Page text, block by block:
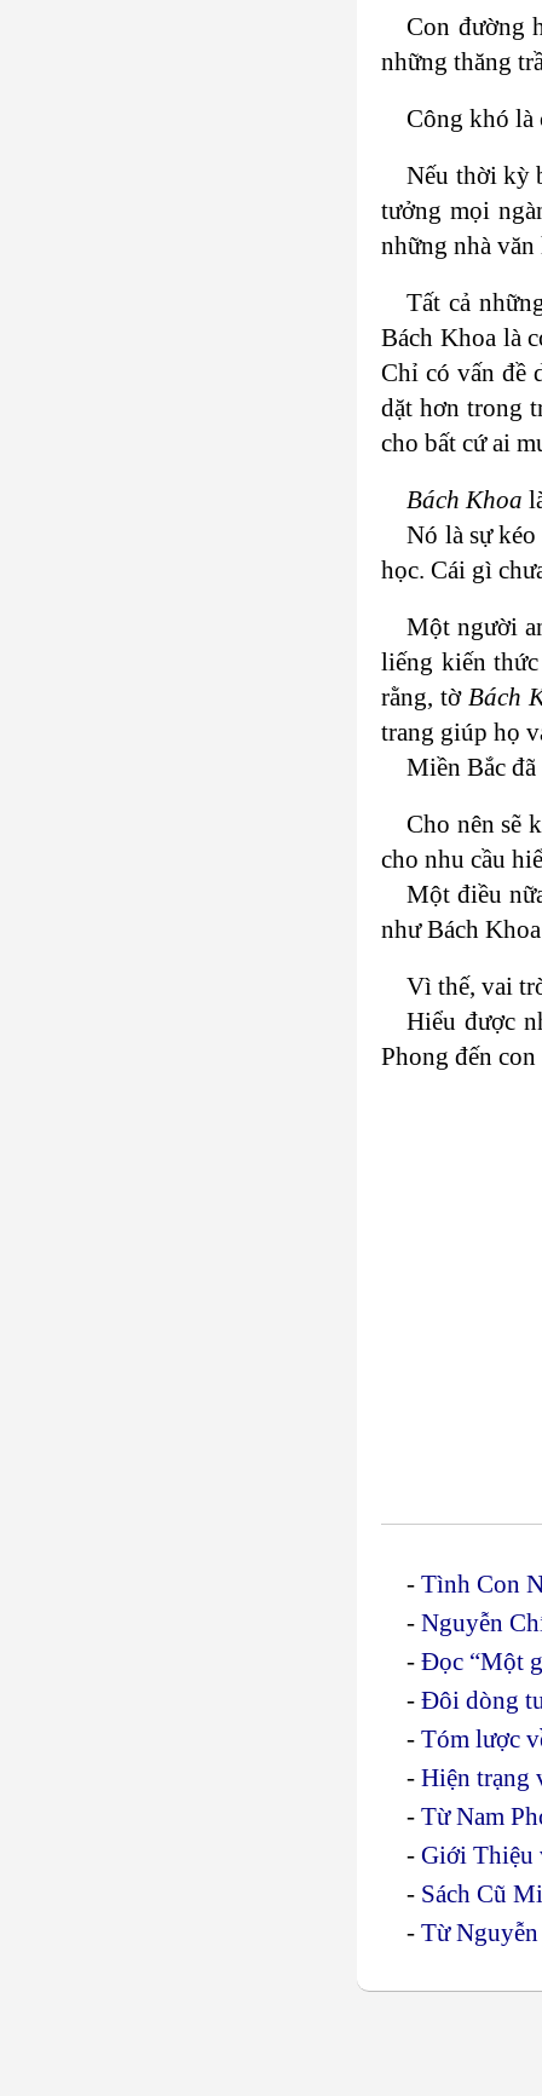
Con đường
những thăng
Công khó là
Nếu thời kỳ
tưởng mọi
những nhà
Tất cả
Bách Khoa là
Chỉ có vấn đề
dặt hơn trong
cho bất cứ ai
Bách Khoa
Nó là sự
học. Cái gì
Một người
liếng kiến
rằng, tờ Bách
trang giúp họ
Miền Bắc
Cho nên sẽ
cho nhu cầu
Một điều
như Bách
Vì thế, vai
Hiểu được
Phong đến
-Tình Con
-Nguyễn
-Đọc “Một
-Đôi dòng
-Tóm lược
-Hiện trạng
-Từ Nam
-Giới Thiệu
- Sách Cũ
-Từ